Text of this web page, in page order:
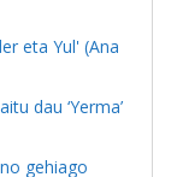
eta Yul' (Ana
dau ‘Yerma’
gehiago